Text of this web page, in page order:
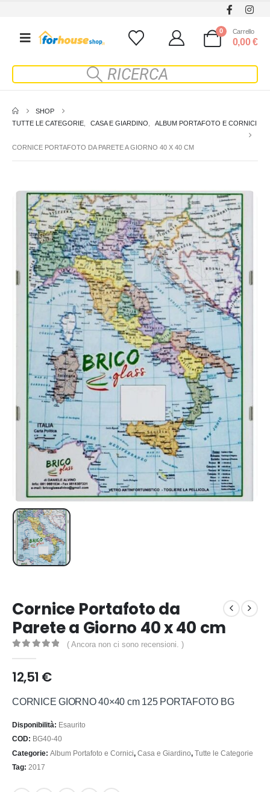
0 Carrello
0,00€
SHOP
TUTTE LE CATEGORIE
CASA E GIARDINO ALBUM PORTAFOTO E CORNICI
CORNICE PORTAFOTO DA PARETE A GIORNO 40 X 40 CM
Cornice Portafoto da
Parete a Giorno 40 x 40 cm
( Ancora non ci sono recensioni. )
12,51 €
CORNICE GIORNO 40×40 cm 125 PORTAFOTO BG
Disponibilità: Esaurito
COD: BG40-40
Categorie: Album Portafoto e Cornici, Casa e Giardino, Tutte le Categorie
Tag: 2017